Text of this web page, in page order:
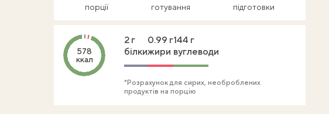
порції готування підготовки
578
ккал
2 г
білки
0.99 г
жири
144 г
вуглеводи
*Розрахунок для сирих, необроблених
продуктів на порцію